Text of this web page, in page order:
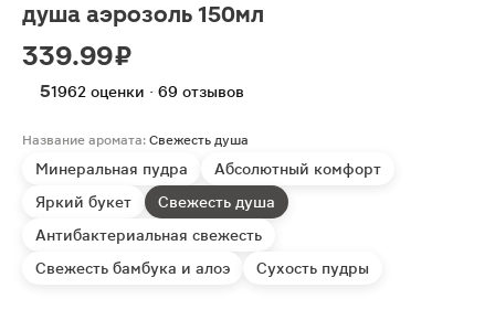
душа аэрозоль 150мл
339.99 ₽
51962 оценки · 69 отзывов
Название аромата: Свежесть душа
Минеральная пудра
Абсолютный комфорт
Яркий букет
Свежесть душа
Антибактериальная свежесть
Свежесть бамбука и алоэ
Сухость пудры